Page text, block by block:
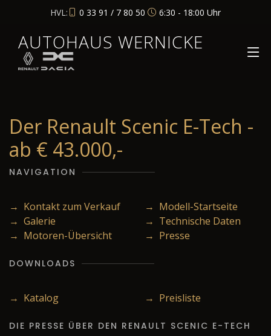
HVL: 0 33 91 / 7 80 50 6:30 - 18:00 Uhr
AUTOHAUS WERNICKE
Der Renault Scenic E-Tech -
ab € 43.000,-
NAVIGATION
→ Kontakt zum Verkauf
→ Modell-Startseite
→ Galerie
→ Technische Daten
→ Motoren-Übersicht
→ Presse
DOWNLOADS
→ Katalog → Preisliste
DIE PRESSE ÜBER DEN RENAULT SCENIC E-TECH